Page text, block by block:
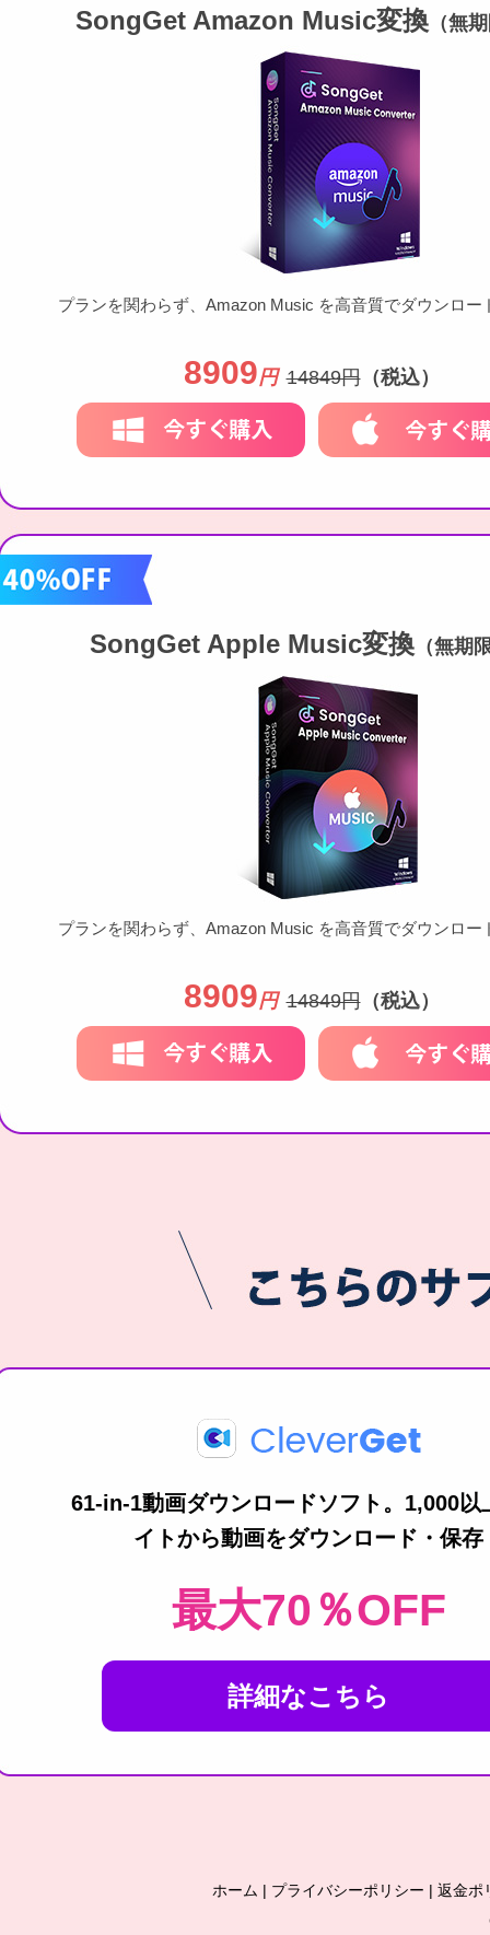
TVING動画ダウンロード
ARTE動画ダウンロード
RaiPlay動画ダウンロード
スクリーンレコーダー
CTV動画ダウンロード
MyFans動画ダウンロード
ZDF動画ダウンロード
ARD動画ダウンロード
Sling動画ダウンロード
YouTube 映画ダウンロード
ITVX動画ダウンロード
Pornhub動画ダウンロード
ViX動画ダウンロード
RTL Plus動画ダウンロード
Waipu動画ダウンロード
M6 Plus動画ダウンロード
dアニメストア動画ダウンロード
Lemino動画ダウンロード
ソクミル動画ダウンロード
カリビアンコム動画ダウンロード
Plex動画ダウンロード
FAMILY CLUB動画ダウンロード
TikTok動画ダウンロード
SongGet Amazon Music変換 （無
プランを関わらず、Amazon Music を高音質でダウンロー
8909円 14849円（税込）
SongGet Apple Music変換 （無期
プランを関わらず、Amazon Music を高音質でダウンロー
8909円 14849円（税込）
61-in-1動画ダウンロードソフト。1,000以
イトから動画をダウンロード・保存
最大70％OFF
詳細なこちら
ホーム | プライバシーポリシー | 返金ポ